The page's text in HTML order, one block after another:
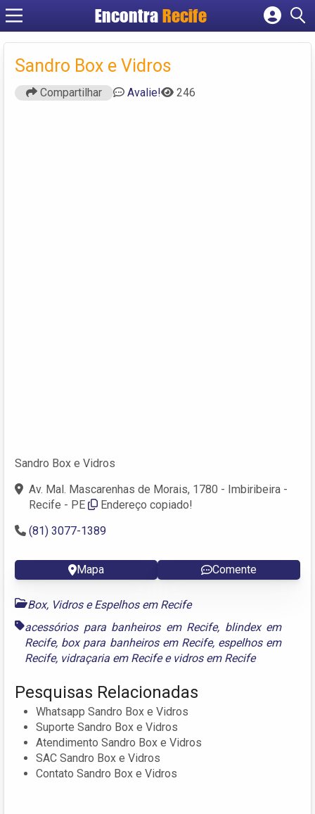
Encontra Recife
Cadastrar empresa
Criar conta
Sandro Box e Vidros
Compartilhar Avalie! 246
Sandro Box e Vidros
Av. Mal. Mascarenhas de Morais, 1780 - Imbiribeira -
Recife - PE
Endereço copiado!
(81) 3077-1389
Mapa Comente
Box, Vidros e Espelhos em Recife
acessórios para banheiros em Recife, blindex em
Recife, box para banheiros em Recife, espelhos em
Recife, vidraçaria em Recifee vidros em Recife
Pesquisas Relacionadas
Whatsapp Sandro Box e Vidros
Suporte Sandro Box e Vidros
Atendimento Sandro Box e Vidros
SAC Sandro Box e Vidros
Contato Sandro Box e Vidros